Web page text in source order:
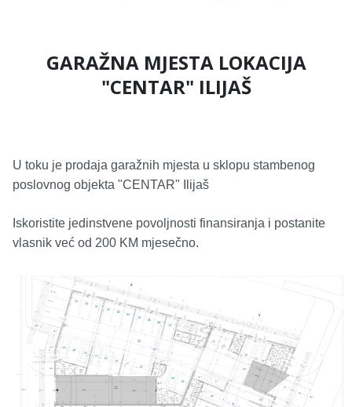
GARAŽNA MJESTA LOKACIJA
"CENTAR" ILIJAŠ
U toku je prodaja garažnih mjesta u sklopu stambenog
poslovnog objekta "CENTAR" Ilijaš
Iskoristite jedinstvene povoljnosti finansiranja i postanite
vlasnik već od 200 KM mjesečno.